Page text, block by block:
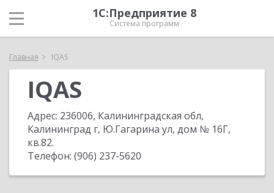
1С:Предприятие 8
Система программ
Главная IQAS
IQAS
Адрес: 236006, Калининградская обл,
Калининград г, Ю.Гагарина ул, дом № 16Г,
кв.82.
Телефон: (906) 237-5620